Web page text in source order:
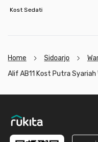
Kost Sedati
Home Sidoarjo
Alif AB11 Kost Putra Syariah